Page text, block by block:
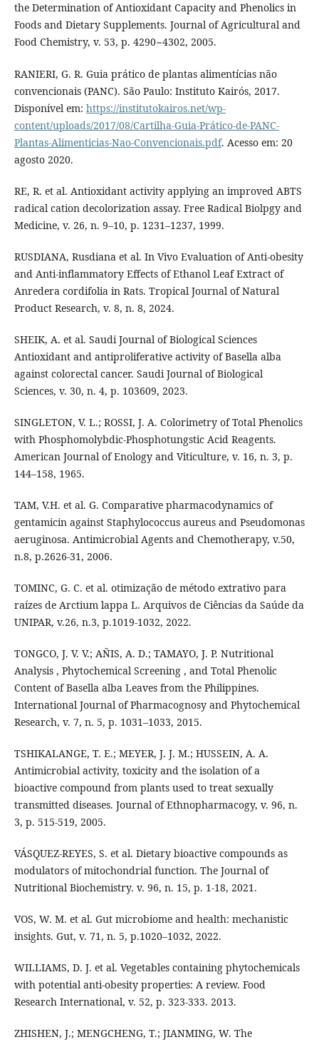
the Determination of Antioxidant Capacity and Phenolics in
Foods and Dietary Supplements. Journal of Agricultural and
Food Chemistry, v. 53, p. 4290−4302, 2005.
RANIERI, G. R. Guia prático de plantas alimentícias não
convencionais (PANC). São Paulo: Instituto Kairós, 2017.
Disponível em: https://institutokairos.net/wp-
content/uploads/2017/08/Cartilha-Guia-Prático-de-PANC-
Plantas-Alimenticias-Nao-Convencionais.pdf. Acesso em: 20
agosto 2020.
RE, R. et al. Antioxidant activity applying an improved ABTS
radical cation decolorization assay. Free Radical Biolpgy and
Medicine, v. 26, n. 9–10, p. 1231–1237, 1999.
RUSDIANA, Rusdiana et al. In Vivo Evaluation of Anti-obesity
and Anti-inflammatory Effects of Ethanol Leaf Extract of
Anredera cordifolia in Rats. Tropical Journal of Natural
Product Research, v. 8, n. 8, 2024.
SHEIK, A. et al. Saudi Journal of Biological Sciences
Antioxidant and antiproliferative activity of Basella alba
against colorectal cancer. Saudi Journal of Biological
Sciences, v. 30, n. 4, p. 103609, 2023.
SINGLETON, V. L.; ROSSI, J. A. Colorimetry of Total Phenolics
with Phosphomolybdic-Phosphotungstic Acid Reagents.
American Journal of Enology and Viticulture, v. 16, n. 3, p.
144–158, 1965.
TAM, V.H. et al. G. Comparative pharmacodynamics of
gentamicin against Staphylococcus aureus and Pseudomonas
aeruginosa. Antimicrobial Agents and Chemotherapy, v.50,
n.8, p.2626-31, 2006.
TOMINC, G. C. et al. otimização de método extrativo para
raízes de Arctium lappa L. Arquivos de Ciências da Saúde da
UNIPAR, v.26, n.3, p.1019-1032, 2022.
TONGCO, J. V. V.; AÑIS, A. D.; TAMAYO, J. P. Nutritional
Analysis , Phytochemical Screening , and Total Phenolic
Content of Basella alba Leaves from the Philippines.
International Journal of Pharmacognosy and Phytochemical
Research, v. 7, n. 5, p. 1031–1033, 2015.
TSHIKALANGE, T. E.; MEYER, J. J. M.; HUSSEIN, A. A.
Antimicrobial activity, toxicity and the isolation of a
bioactive compound from plants used to treat sexually
transmitted diseases. Journal of Ethnopharmacogy, v. 96, n.
3, p. 515-519, 2005.
VÁSQUEZ-REYES, S. et al. Dietary bioactive compounds as
modulators of mitochondrial function. The Journal of
Nutritional Biochemistry. v. 96, n. 15, p. 1-18, 2021.
VOS, W. M. et al. Gut microbiome and health: mechanistic
insights. Gut, v. 71, n. 5, p.1020–1032, 2022.
WILLIAMS, D. J. et al. Vegetables containing phytochemicals
with potential anti-obesity properties: A review. Food
Research International, v. 52, p. 323-333. 2013.
ZHISHEN, J.; MENGCHENG, T.; JIANMING, W. The